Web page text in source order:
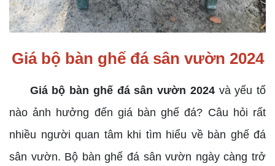
Giá bộ bàn ghế đá sân vườn 2024
Giá bộ bàn ghế đá sân vườn 2024và yếu tố
nào ảnh hưởng đến giá bàn ghế đá? Câu hỏi rất
nhiều người quan tâm khi tìm hiểu về bàn ghế đá
sân vườn. Bộ bàn ghế đá sân vườn ngày càng trở